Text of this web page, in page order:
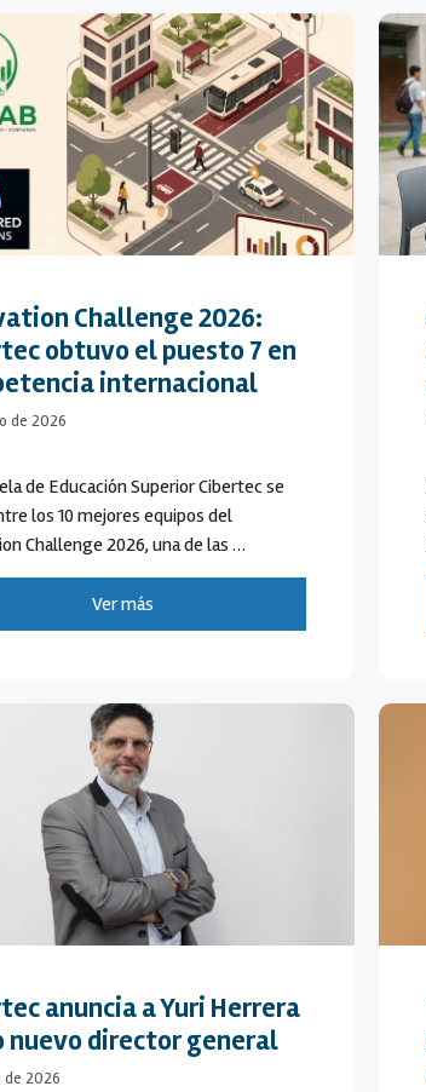
Challenge 2026:
obtuvo el puesto 7 en
internacional
de 2026
de Educación Superior Cibertec se
los 10 mejores equipos del
Challenge 2026, una de las …
Ver más
anuncia a Yuri Herrera
nuevo director general
de 2026